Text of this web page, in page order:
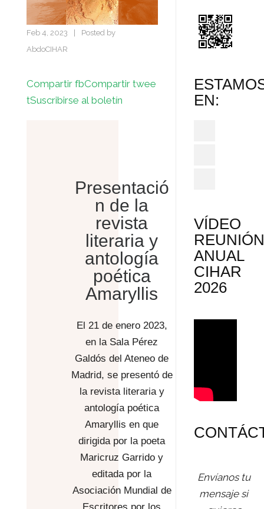
Feb 4, 2023
Posted by
AbdoCIHAR
Compartir fbCompartir twee
tSuscribirse al boletín
Presentació
n de la
revista
literaria y
antología
poética
Amaryllis
El 21 de enero 2023,
en la Sala Pérez
Galdós del Ateneo de
Madrid, se presentó de
la revista literaria y
antología poética
Amaryllis en que
dirigida por la poeta
Maricruz Garrido y
editada por la
Asociación Mundial de
EN:
VÍDEO
ANUAL
CIHAR
2026
Envíanos tu
mensaje si